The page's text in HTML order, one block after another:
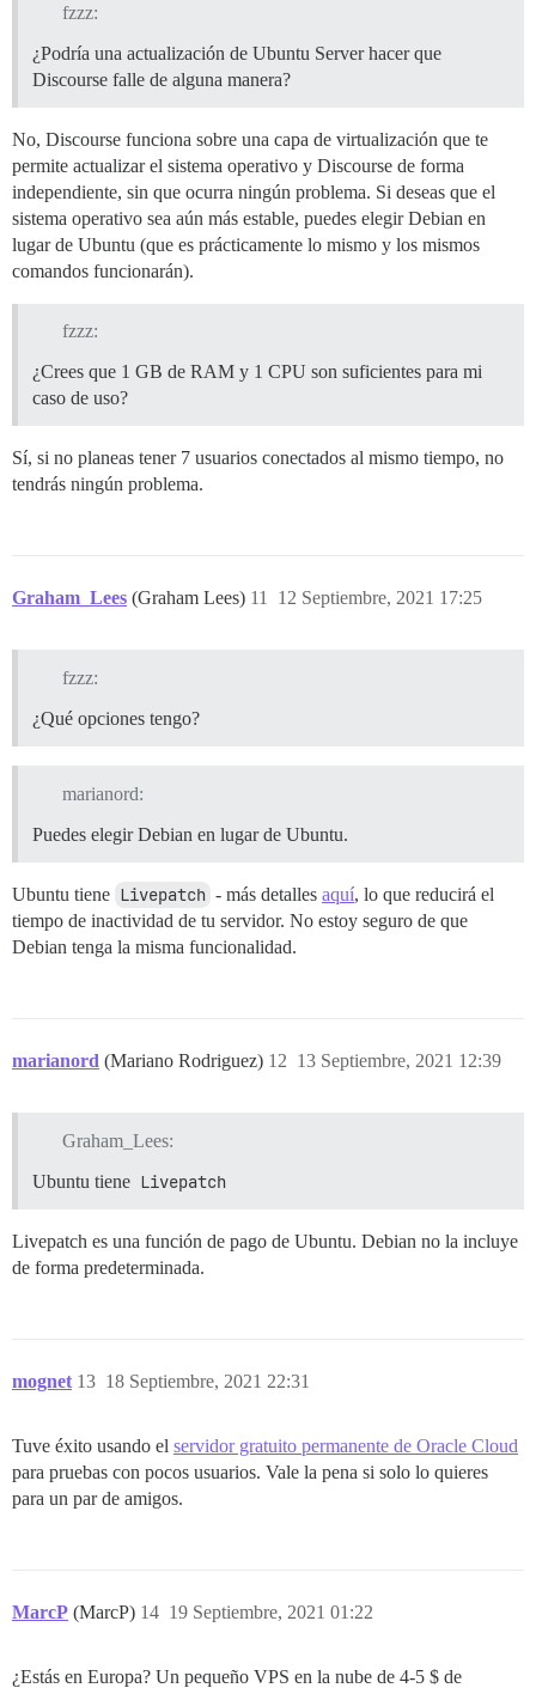
fzzz:
¿Podría una actualización de Ubuntu Server hacer que
Discourse falle de alguna manera?
No, Discourse funciona sobre una capa de virtualización que te
permite actualizar el sistema operativo y Discourse de forma
independiente, sin que ocurra ningún problema. Si deseas que el
sistema operativo sea aún más estable, puedes elegir Debian en
lugar de Ubuntu (que es prácticamente lo mismo y los mismos
comandos funcionarán).
fzzz:
¿Crees que 1 GB de RAM y 1 CPU son suficientes para mi
caso de uso?
Sí, si no planeas tener 7 usuarios conectados al mismo tiempo, no
tendrás ningún problema.
Graham_Lees (Graham Lees) 12 Septiembre, 2021 17:25
11
fzzz:
¿Qué opciones tengo?
marianord:
Puedes elegir Debian en lugar de Ubuntu.
Ubuntu tiene Livepatch - más detalles aquí, lo que reducirá el
tiempo de inactividad de tu servidor. No estoy seguro de que
Debian tenga la misma funcionalidad.
marianord (Mariano Rodriguez) 13 Septiembre, 2021 12:39
12
Graham_Lees:
Ubuntu tiene Livepatch
Livepatch es una función de pago de Ubuntu. Debian no la incluye
de forma predeterminada.
mognet 18 Septiembre, 2021 22:31
13
Tuve éxito usando el servidor gratuito permanente de Oracle Cloud
para pruebas con pocos usuarios. Vale la pena si solo lo quieres
para un par de amigos.
MarcP (MarcP) 19 Septiembre, 2021 01:22
14
¿Estás en Europa? Un pequeño VPS en la nube de 4-5 $ de